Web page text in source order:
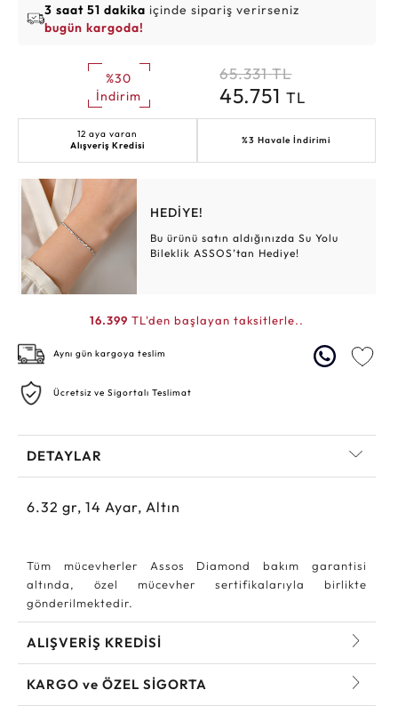
3 saat 51 dakika içinde sipariş verirseniz
bugün kargoda!
%30
İndirim
65.331 TL
45.751TL
12 aya varan
Alışveriş Kredisi
%3 Havale İndirimi
HEDİYE!
Bu ürünü satın aldığınızda Su Yolu
Bileklik ASSOS’tan Hediye!
16.399 TL'den başlayan taksitlerle..
Aynı gün kargoya teslim
Ücretsiz ve Sigortalı Teslimat
DETAYLAR
6.32 gr, 14 Ayar, Altın
Tüm mücevherler Assos Diamond bakım garantisi
altında, özel mücevher sertifikalarıyla birlikte
gönderilmektedir.
ALIŞVERİŞ KREDİSİ
KARGO ve ÖZEL SİGORTA